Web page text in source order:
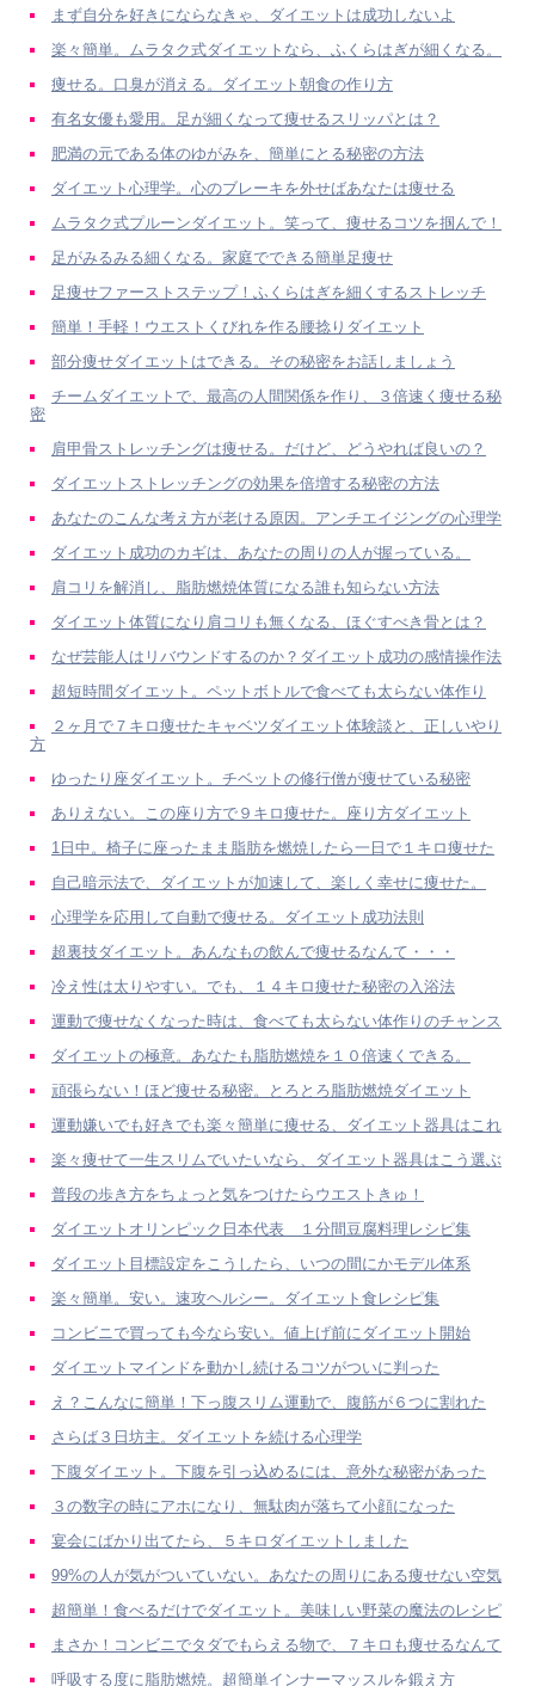
まず自分を好きにならなきゃ、ダイエットは成功しないよ
楽々簡単。ムラタク式ダイエットなら、ふくらはぎが細くなる。
痩せる。口臭が消える。ダイエット朝食の作り方
有名女優も愛用。足が細くなって痩せるスリッパとは？
肥満の元である体のゆがみを、簡単にとる秘密の方法
ダイエット心理学。心のブレーキを外せばあなたは痩せる
ムラタク式プルーンダイエット。笑って、痩せるコツを掴んで！
足がみるみる細くなる。家庭でできる簡単足痩せ
足痩せファーストステップ！ふくらはぎを細くするストレッチ
簡単！手軽！ウエストくびれを作る腰捻りダイエット
部分痩せダイエットはできる。その秘密をお話しましょう
チームダイエットで、最高の人間関係を作り、３倍速く痩せる秘
密
肩甲骨ストレッチングは痩せる。だけど、どうやれば良いの？
ダイエットストレッチングの効果を倍増する秘密の方法
あなたのこんな考え方が老ける原因。アンチエイジングの心理学
ダイエット成功のカギは、あなたの周りの人が握っている。
肩コリを解消し、脂肪燃焼体質になる誰も知らない方法
ダイエット体質になり肩コリも無くなる、ほぐすべき骨とは？
なぜ芸能人はリバウンドするのか？ダイエット成功の感情操作法
超短時間ダイエット。ペットボトルで食べても太らない体作り
２ヶ月で７キロ痩せたキャベツダイエット体験談と、正しいやり
方
ゆったり座ダイエット。チベットの修行僧が痩せている秘密
ありえない。この座り方で９キロ痩せた。座り方ダイエット
1日中。椅子に座ったまま脂肪を燃焼したら一日で１キロ痩せた
自己暗示法で、ダイエットが加速して、楽しく幸せに痩せた。
心理学を応用して自動で痩せる。ダイエット成功法則
超裏技ダイエット。あんなもの飲んで痩せるなんて・・・
冷え性は太りやすい。でも、１４キロ痩せた秘密の入浴法
運動で痩せなくなった時は、食べても太らない体作りのチャンス
ダイエットの極意。あなたも脂肪燃焼を１０倍速くできる。
頑張らない！ほど痩せる秘密。とろとろ脂肪燃焼ダイエット
運動嫌いでも好きでも楽々簡単に痩せる、ダイエット器具はこれ
楽々痩せて一生スリムでいたいなら、ダイエット器具はこう選ぶ
普段の歩き方をちょっと気をつけたらウエストきゅ！
ダイエットオリンピック日本代表 １分間豆腐料理レシピ集
ダイエット目標設定をこうしたら、いつの間にかモデル体系
楽々簡単。安い。速攻ヘルシー。ダイエット食レシピ集
コンビニで買っても今なら安い。値上げ前にダイエット開始
ダイエットマインドを動かし続けるコツがついに判った
え？こんなに簡単！下っ腹スリム運動で、腹筋が６つに割れた
さらば３日坊主。ダイエットを続ける心理学
下腹ダイエット。下腹を引っ込めるには、意外な秘密があった
３の数字の時にアホになり、無駄肉が落ちて小顔になった
宴会にばかり出てたら、５キロダイエットしました
99%の人が気がついていない。あなたの周りにある痩せない空気
超簡単！食べるだけでダイエット。美味しい野菜の魔法のレシピ
まさか！コンビニでタダでもらえる物で、７キロも痩せるなんて
呼吸する度に脂肪燃焼。超簡単インナーマッスルを鍛え方